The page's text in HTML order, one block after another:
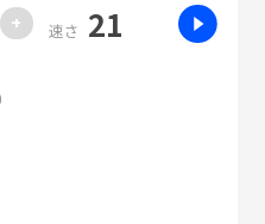
+ 速さ 21